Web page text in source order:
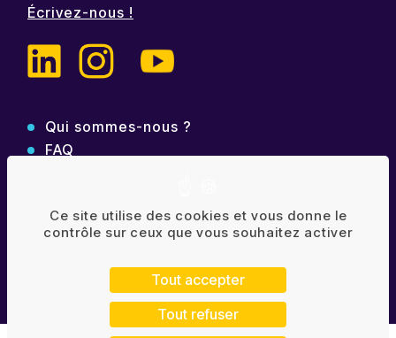
Écrivez-nous !
Qui sommes-nous ?
FAQ
Politique de confidentialité
Mentions légales
Ce site utilise des cookies et vous donne le
contrôle sur ceux que vous souhaitez activer
Tout accepter
Tout refuser